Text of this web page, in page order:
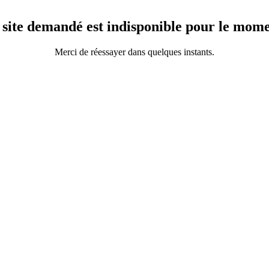
demandé est indisponible pour le
Merci de réessayer dans quelques instants.